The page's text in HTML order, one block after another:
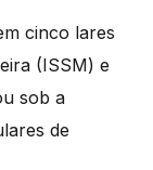
cinco lares
(ISSM) e
sob a
de